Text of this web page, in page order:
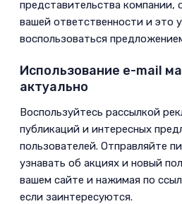
представительства компании,
вашей ответственности и это
воспользоваться
Использование e-mail
актуально
­Воспользуйтесь рассылкой
публикаций и интересных
пользователей. Отправляйте
узнавать об акциях и новый
вашем сайте и нажимая по
если заинтересуются.